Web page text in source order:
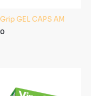
GEL CAPS AM